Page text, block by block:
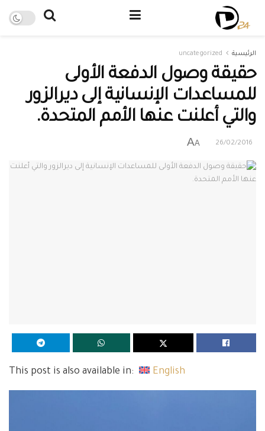
الرئيسية uncategorized
حقيقة وصول الدفعة الأولى
للمساعدات الإنسانية إلى ديرالزور
والتي أعلنت عنها الأمم المتحدة.
26/02/2016
A
A
This post is also available in: English